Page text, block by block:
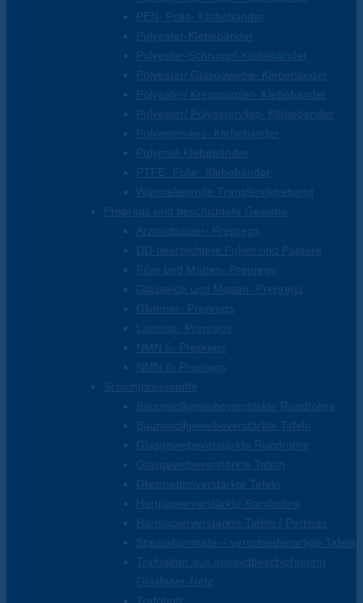
PEN- Folie- Klebebänder
Polyester-Klebebänder
Polyester-Schrumpf-Klebebänder
Polyester/ Glasgewebe- Klebebänder
Polyester/ Krepppapier- Klebebänder
Polyester/ Polyestervlies- Klebebänder
Polyestervlies- Klebebänder
Polyimid-Klebebänder
PTFE- Folie- Klebebänder
Wärmeleitende Transferklebeband
Prepregs und beschichtete Gewebe
Aramidpapier- Prepregs
DD-beschichtete Folien und Papiere
Filze und Matten- Prepregs
Glasseide und Matten- Prepregs
Glimmer- Prepregs
Laminat- Prepregs
NMN 5- Prepregs
NMN 8- Prepregs
Schichtpressstoffe
Baumwollgewebeverstärkte Rundrohre
Baumwollgewebeverstärkte Tafeln
Glasgewebeverstärkte Rundrohre
Glasgewebeverstärkte Tafeln
Glasmattenverstärkte Tafeln
Hartpapierverstärkte Rundrohre
Hartpapierverstärkte Tafeln | Pertinax
Speziallaminate – verschiedenartige Tafeln
Trafogitter aus epoxydbeschichtetem
Glasfaser-Netz